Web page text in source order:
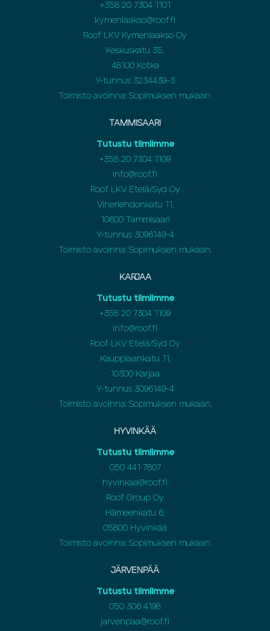
+358 20 7304 1101
kymenlaakso@roof.fi
Roof LKV Kymenlaakso Oy
Keskuskatu 35,
48100 Kotka
Y-tunnus 3234439-3
Toimisto avoinna: Sopimuksen mukaan.
TAMMISAARI
Tutustu tiimiimme
+358 20 7304 1109
info@roof.fi
Roof LKV Etelä/Syd Oy
Viherlehdonkatu 11,
10600 Tammisaari
Y-tunnus 3096149-4
Toimisto avoinna: Sopimuksen mukaan.
KARJAA
Tutustu tiimiimme
+358 20 7304 1109
info@roof.fi
Roof LKV Etelä/Syd Oy
Kauppiaankatu 11,
10300 Karjaa
Y-tunnus 3096149-4
Toimisto avoinna: Sopimuksen mukaan.
HYVINKÄÄ
Tutustu tiimiimme
050 441 7807
hyvinkaa@roof.fi
Roof Group Oy
Hämeenkatu 6,
05800 Hyvinkää
Toimisto avoinna: Sopimuksen mukaan.
JÄRVENPÄÄ
Tutustu tiimiimme
050 306 4198
jarvenpaa@roof.fi